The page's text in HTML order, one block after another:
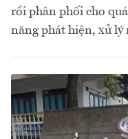
rồi phân phối cho
năng phát hiện, xử lý